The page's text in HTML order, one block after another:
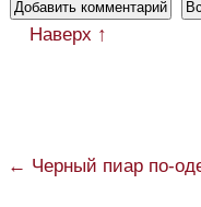
Наверх ↑
← Черный пиар по-